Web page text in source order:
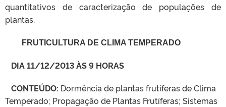
quantitativos de caracterização de populações de
plantas.
FRUTICULTURA DE CLIMA TEMPERADO
12/2013 ÀS 9 HORAS
Dormência de plantas frutíferas de Clima
Temperado; Propagação de Plantas Frutíferas; Sistemas